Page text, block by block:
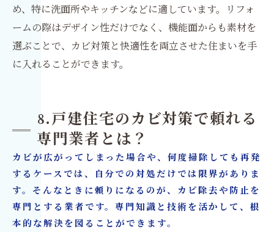
め、特に洗面所やキッチンなどに適しています。リフォ
ームの際はデザイン性だけでなく、機能面からも素材を
選ぶことで、カビ対策と快適性を両立させた住まいを手
に入れることができます。
8.戸建住宅のカビ対策で頼れる
専門業者とは？
カビが広がってしまった場合や、何度掃除しても再発
するケースでは、自分での対処だけでは限界がありま
す。そんなときに頼りになるのが、カビ除去や防止を
専門とする業者です。専門知識と技術を活かして、根
本的な解決を図ることができます。